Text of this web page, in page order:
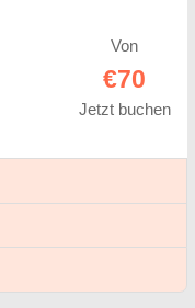
Von
€70
Jetzt buchen